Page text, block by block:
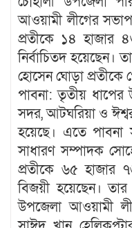
আওয়ামী লীগের
প্রতীকে ১৪ হাজার
নির্বাচিতদ হয়েছেন।
হোসেন ঘোড়া প্রতীকে
পাবনা: তৃতীয় ধাপের
সদর, আটঘরিয়া ও
হয়েছে। এতে
সাধারণ সম্পাদক
প্রতীকে ৬৫ হাজার
বিজয়ী হয়েছেন। তার
উপজেলা আওয়ামী